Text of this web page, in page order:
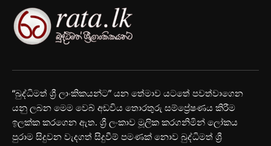
“බුද්ධිමත් ශ්‍රී ලාංකිකයන්ට” යන තේමාව යටතේ පවත්වාගෙන
යනු ලබන මෙම වෙබ් අඩවිය තොරතුරු සම්ප්‍රේෂණය කිරීම
ඉලක්ක කරගෙන ඇත. ශ්‍රී ලංකාව මූලික කරගනිමින් ලෝකය
පුරාම සිදුවන වැදගත් සිදුවීම් පමණක් නොව බුද්ධිමත් ශ්‍රී